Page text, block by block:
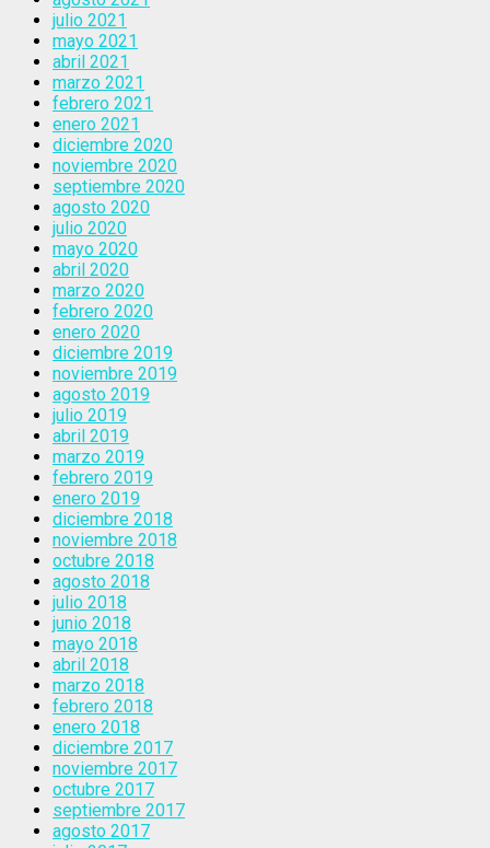
julio 2021
mayo 2021
abril 2021
marzo 2021
febrero 2021
enero 2021
diciembre 2020
noviembre 2020
septiembre 2020
agosto 2020
julio 2020
mayo 2020
abril 2020
marzo 2020
febrero 2020
enero 2020
diciembre 2019
noviembre 2019
agosto 2019
julio 2019
abril 2019
marzo 2019
febrero 2019
enero 2019
diciembre 2018
noviembre 2018
octubre 2018
agosto 2018
julio 2018
junio 2018
mayo 2018
abril 2018
marzo 2018
febrero 2018
enero 2018
diciembre 2017
noviembre 2017
octubre 2017
septiembre 2017
agosto 2017